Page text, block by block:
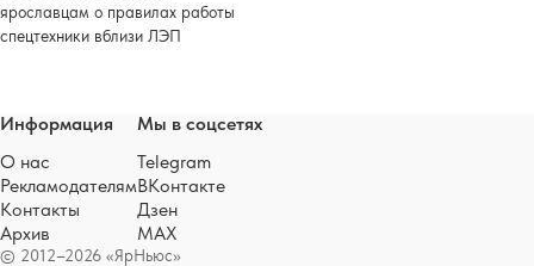
ярославцам о правилах работы
спецтехники вблизи ЛЭП
© 2012–2026 «ЯрНьюс»
Информация
О нас
Рекламодателям
Контакты
Архив
Мы в соцсетях
Telegram
ВКонтакте
Дзен
MAX